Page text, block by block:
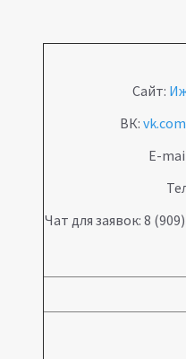
Сайт:
ВК:
E-
Чат для заявок: 8